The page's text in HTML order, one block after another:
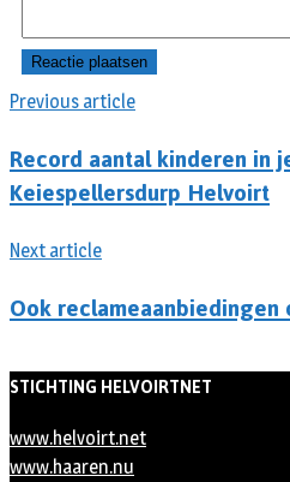
Previous article
Record aantal kinderen in
Keiespellersdurp Helvoirt
Next article
Ook
STICHTING HELVOIRTNET
www.helvoirt.net
www.haaren.nu